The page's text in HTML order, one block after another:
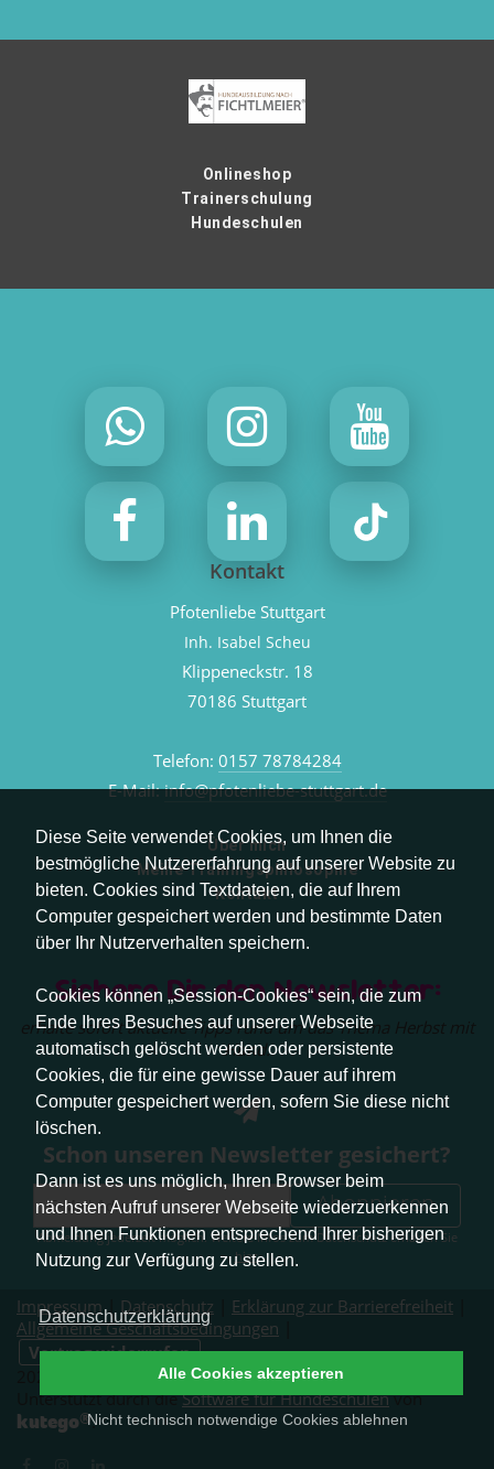
Diese Seite verwendet Cookies, um Ihnen die
bestmögliche Nutzererfahrung auf unserer Website zu
bieten. Cookies sind Textdateien, die auf Ihrem
Computer gespeichert werden und bestimmte Daten
über Ihr Nutzerverhalten speichern.
Cookies können „Session-Cookies“ sein, die zum
Ende Ihres Besuches auf unserer Webseite
automatisch gelöscht werden oder persistente
Cookies, die für eine gewisse Dauer auf ihrem
Computer gespeichert werden, sofern Sie diese nicht
löschen.
Dann ist es uns möglich, Ihren Browser beim
nächsten Aufruf unserer Webseite wiederzuerkennen
und Ihnen Funktionen entsprechend Ihrer bisherigen
Nutzung zur Verfügung zu stellen.
Datenschutzerklärung
Nicht technisch notwendige Cookies ablehnen
Alle Cookies akzeptieren
Onlineshop
Trainerschulung
Hundeschulen
Kontakt
Pfotenliebe Stuttgart
Inh. Isabel Scheu
Klippeneckstr. 18
70186 Stuttgart
Telefon: 0157 78784284
E-Mail:info@pfotenliebe-stuttgart.de
Über mich
Meine Trainingsphilosophie
Kontakt
Sichere Dir den Newsletter:
erhalte sofort aktuelle Tipps rund um das Thema Herbst mit
Hund.
Schon unseren Newsletter gesichert?
Abonnieren
Abmeldung jederzeit möglich. Weitere Infos zum Datenschutz erhalten Sie
hier.
Impressum| Datenschutz Erklärung zur Barrierefreiheit
Allgemeine Geschäftsbedingungen
Vertrag widerrufen
2026 © Pfotenliebe Stuttgart. Alle Rechte vorbehalten.
Unterstützt durch dieSoftware für Hundeschulenvon
kutego®.